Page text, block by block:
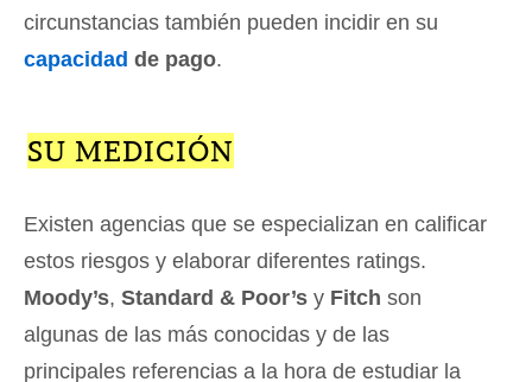
circunstancias también pueden incidir en su
capacidad de pago.
SU MEDICIÓN
Existen agencias que se especializan en calificar
estos riesgos y elaborar diferentes ratings.
Moody’s, Standard & Poor’s y Fitch son
algunas de las más conocidas y de las
principales referencias a la hora de estudiar la